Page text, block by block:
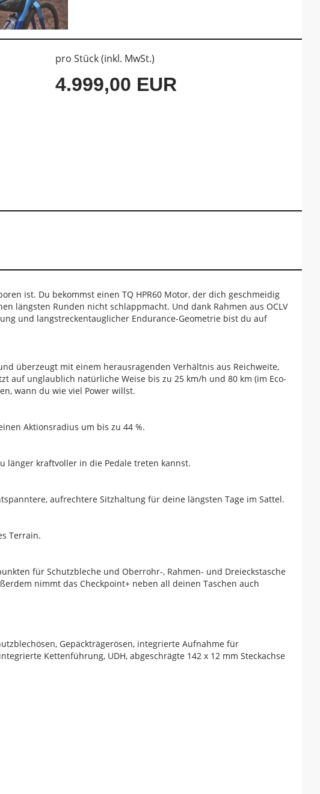
pro Stück (inkl. MwSt.)
4.999,00 EUR
ist. Du bekommst einen TQ HPR60 Motor, der dich geschmeidig
längsten Runden nicht schlappmacht. Und dank Rahmen aus OCLV
und langstreckentauglicher Endurance-Geometrie bist du auf
überzeugt mit einem herausragenden Verhältnis aus Reichweite,
auf unglaublich natürliche Weise bis zu 25 km/h und 80 km (im Eco-
wann du wie viel Power willst.
Aktionsradius um bis zu 44 %.
länger kraftvoller in die Pedale treten kannst.
aufrechtere Sitzhaltung für deine längsten Tage im Sattel.
Terrain.
für Schutzbleche und Oberrohr-, Rahmen- und Dreieckstasche
nimmt das Checkpoint+ neben all deinen Taschen auch
Gepäckträgerösen, integrierte Aufnahme für
Kettenführung, UDH, abgeschrägte 142 x 12 mm Steckachse